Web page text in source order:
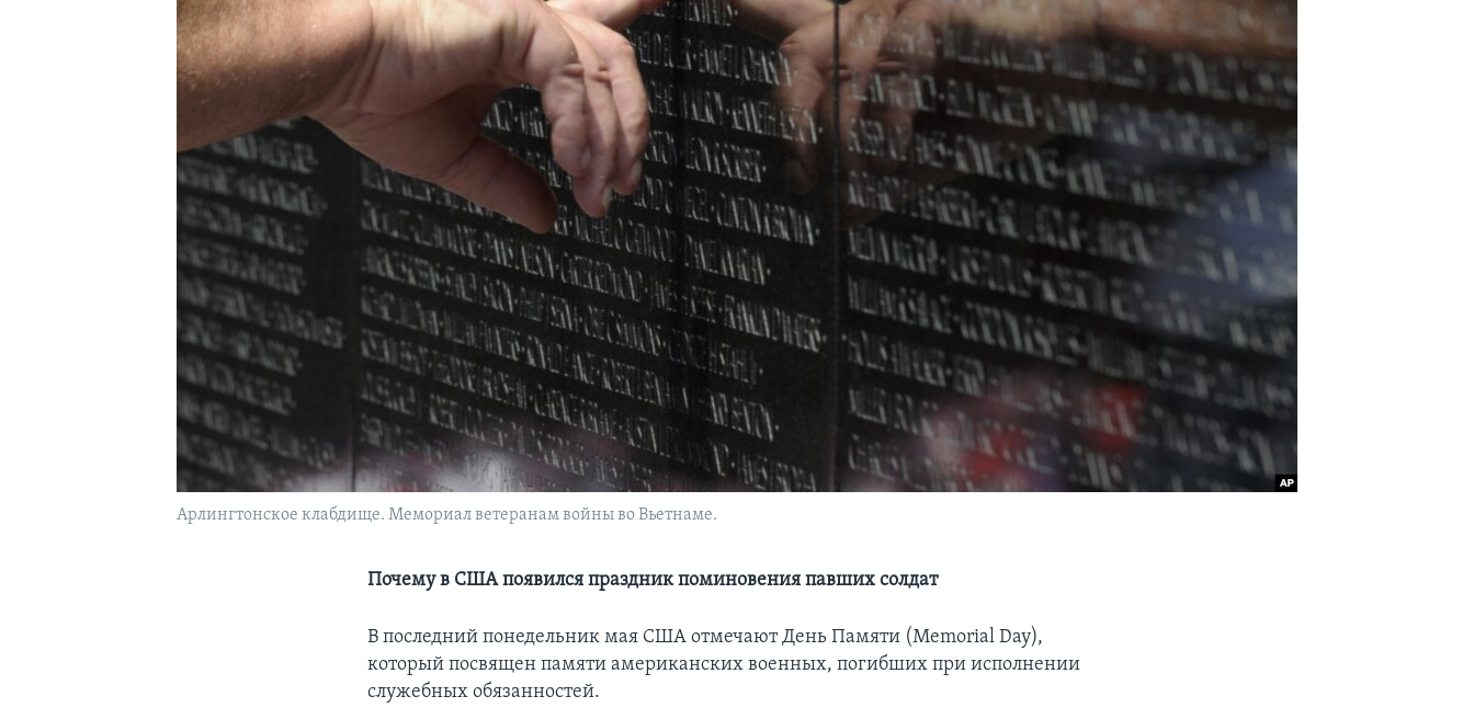
Арлингтонское клабдище. Мемориал ветеранам войны во Вьетнаме.
Почему в США появился праздник поминовения павших солдат
В последний понедельник мая США отмечают День Памяти (Memorial Day),
который посвящен памяти американских военных, погибших при исполнении
служебных обязанностей.